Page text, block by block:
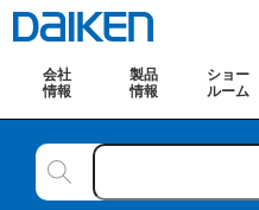
会社
情報
製品
情報
ショー
ルーム